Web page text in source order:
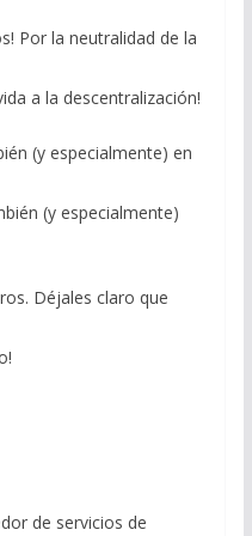
Por la neutralidad de la
a la descentralización!
(y especialmente) en
(y especialmente)
Déjales claro que
de servicios de